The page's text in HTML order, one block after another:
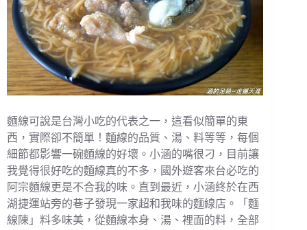
麵線可說是台灣小吃的代表之一，這看似簡單的東
西，實際卻不簡單！麵線的品質、湯、料等等，每個
細節都影響一碗麵線的好壞。小涵的嘴很刁，目前讓
我覺得很好吃的麵線真的不多，國外遊客來台必吃的
阿宗麵線更是不合我的味。直到最近，小涵終於在西
湖捷運站旁的巷子發現一家超和我味的麵線店。「麵
線陳」料多味美，從麵線本身、湯、裡面的料，全部